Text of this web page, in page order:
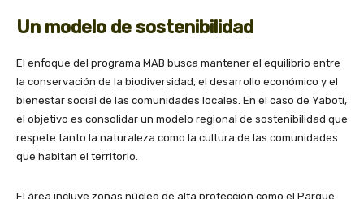
Un modelo de sostenibilidad
El enfoque del programa MAB busca mantener el equilibrio entre
la conservación de la biodiversidad, el desarrollo económico y el
bienestar social de las comunidades locales. En el caso de Yabotí,
el objetivo es consolidar un modelo regional de sostenibilidad que
respete tanto la naturaleza como la cultura de las comunidades
que habitan el territorio.
El área incluye zonas núcleo de alta protección como el Parque